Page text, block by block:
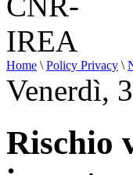
Home \ Policy Privacy \
Venerdì,
Rischio